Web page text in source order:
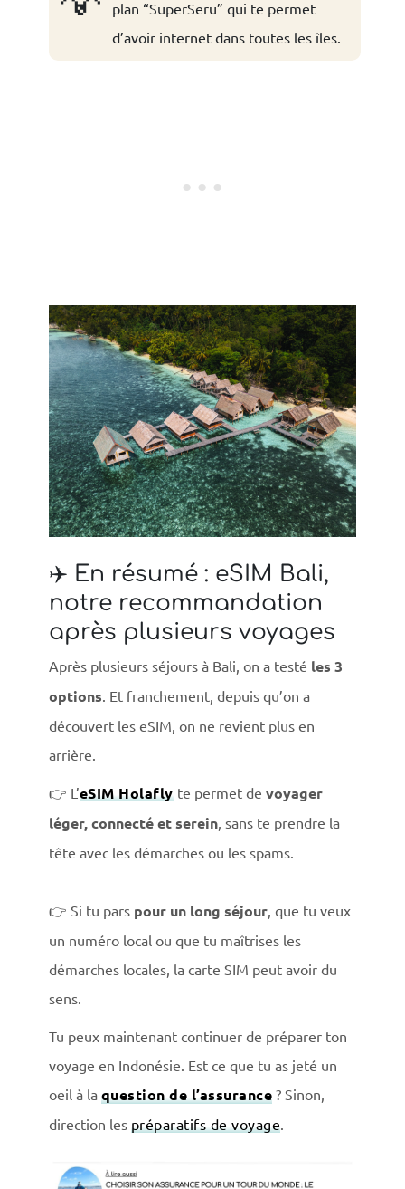
plan “SuperSeru” qui te permet
d’avoir internet dans toutes les îles.
✈️ En résumé : eSIM Bali,
notre recommandation
après plusieurs voyages
Après plusieurs séjours à Bali, on a testé les 3
options . Et franchement, depuis qu’on a
découvert les eSIM, on ne revient plus en
arrière.
👉 L’eSIM Holafly te permet de voyager
léger, connecté et serein, sans te prendre la
tête avec les démarches ou les spams.
👉 Si tu pars pour un long séjour, que tu veux
un numéro local ou que tu maîtrises les
démarches locales, la carte SIM peut avoir du
sens.
Tu peux maintenant continuer de préparer ton
voyage en Indonésie. Est ce que tu as jeté un
oeil à la question de l’assurance ? Sinon,
direction les préparatifs de voyage